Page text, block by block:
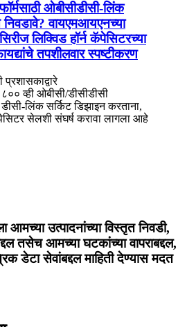
ओबीसीडीसी-लिंक
वायएमआयएनच्या
लिक्विड हॉर्न कॅपेसिटरच्या
तपशीलवार स्पष्टीकरण
व्ही ओबीसी/डीसीडीसी
लिंक सर्किट डिझाइन करताना,
सेलशी संघर्ष करावा लागला आहे
उत्पादनांच्या विस्तृत निवडी,
तसेच आमच्या घटकांच्या वापराबद्दल,
डेटा सेवांबद्दल माहिती देण्यास मदत